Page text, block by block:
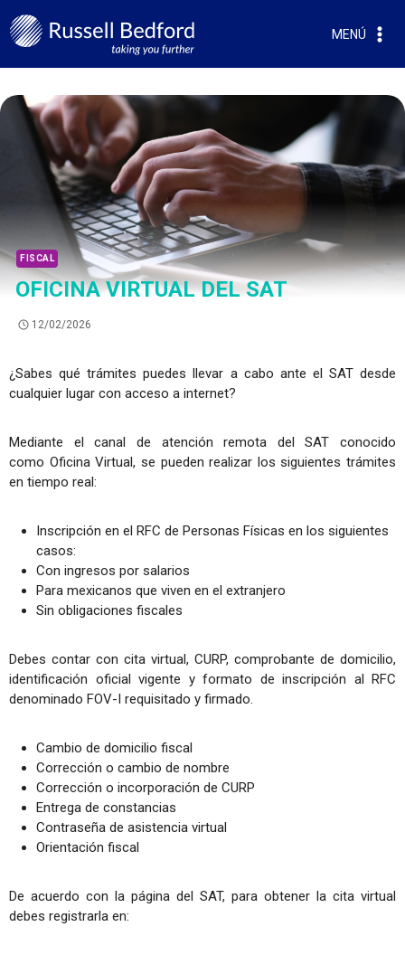
MENÚ
FISCAL
OFICINA VIRTUAL DEL SAT
12/02/2026
¿Sabes qué trámites puedes llevar a cabo ante el SAT desde
cualquier lugar con acceso a internet?
Mediante el canal de atención remota del SAT conocido
como Oficina Virtual, se pueden realizar los siguientes trámites
en tiempo real:
Inscripción en el RFC de Personas Físicas en los siguientes
casos:
Con ingresos por salarios
Para mexicanos que viven en el extranjero
Sin obligaciones fiscales
Debes contar con cita virtual, CURP, comprobante de domicilio,
identificación oficial vigente y formato de inscripción al RFC
denominado FOV-I requisitado y firmado.
Cambio de domicilio fiscal
Corrección o cambio de nombre
Corrección o incorporación de CURP
Entrega de constancias
Contraseña de asistencia virtual
Orientación fiscal
De acuerdo con la página del SAT, para obtener la cita virtual
debes registrarla en: